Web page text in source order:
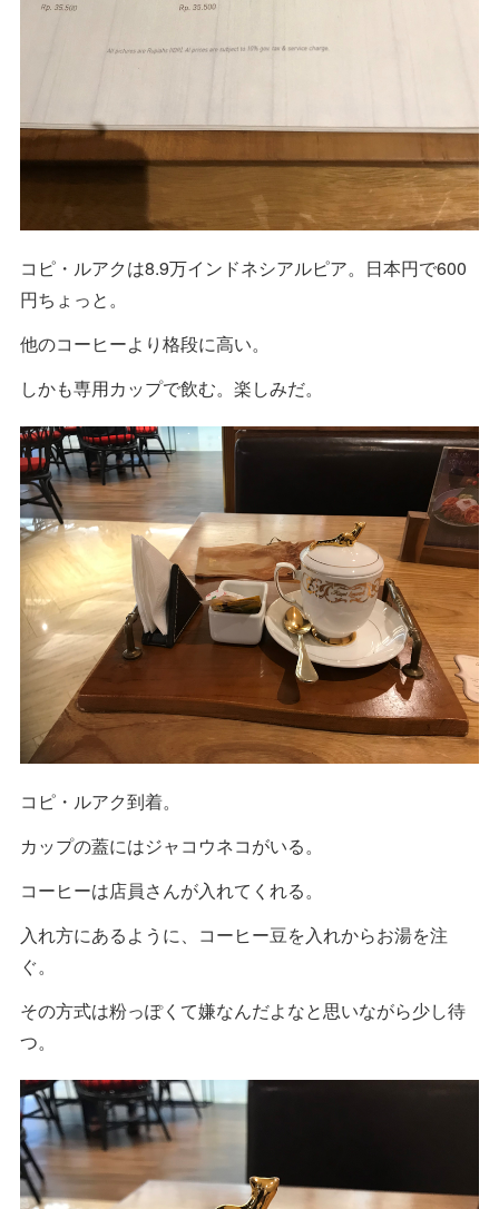
コピ・ルアクは8.9万インドネシアルピア。日本円で600
円ちょっと。
他のコーヒーより格段に高い。
しかも専用カップで飲む。楽しみだ。
コピ・ルアク到着。
カップの蓋にはジャコウネコがいる。
コーヒーは店員さんが入れてくれる。
入れ方にあるように、コーヒー豆を入れからお湯を注
ぐ。
その方式は粉っぽくて嫌なんだよなと思いながら少し待
つ。